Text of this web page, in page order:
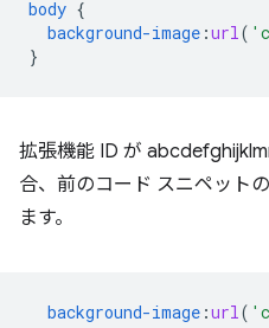
body {
background-image :url (
}
拡張機能 ID が
合、前のコード スニペット
ます。
background-image :url (